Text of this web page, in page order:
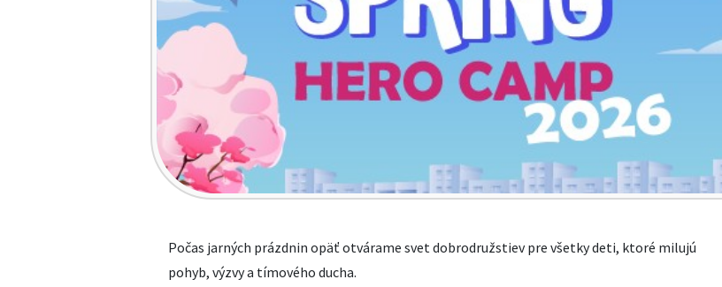
Počas jarných prázdnin opäť otvárame svet dobrodružstiev pre všetky deti, ktoré milujú
pohyb, výzvy a tímového ducha.